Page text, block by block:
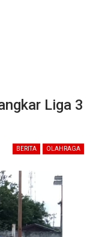
Liga 3
BERITA OLAHRAGA